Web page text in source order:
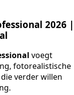
2026 |
voegt
fotorealistische
verder willen